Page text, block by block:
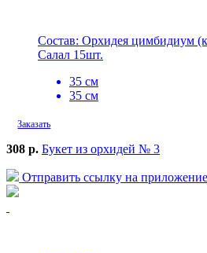
Состав: Орхидея цимбидиум
Салал 15шт.
35 см
35 см
Заказать
308 р. Букет из орхидей № 3
Отправить ссылку на приложение